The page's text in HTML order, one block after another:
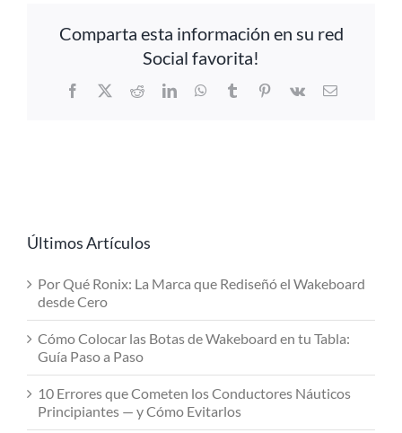
Comparta esta información en su red
Social favorita!
Facebook
X RedditLinkedInWhatsApp
TumblrPinterest
Vk Email
Últimos Artículos
Por Qué Ronix: La Marca que Rediseñó el Wakeboard
desde Cero
Cómo Colocar las Botas de Wakeboard en tu Tabla:
Guía Paso a Paso
10 Errores que Cometen los Conductores Náuticos
Principiantes — y Cómo Evitarlos